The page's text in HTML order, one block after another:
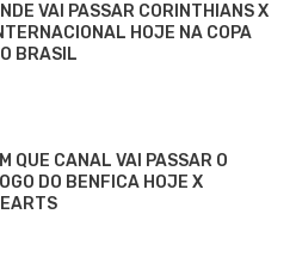
VAI PASSAR CORINTHIANS X
HOJE NA COPA
BRASIL
QUE CANAL VAI PASSAR O
DO BENFICA HOJE X